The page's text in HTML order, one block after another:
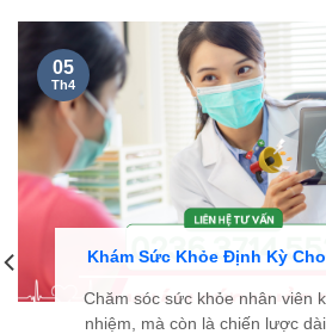
Khám Sức Khỏe Định Kỳ
Chăm sóc sức khỏe nhân viên
nhiệm, mà còn là chiến lược
05
Th4